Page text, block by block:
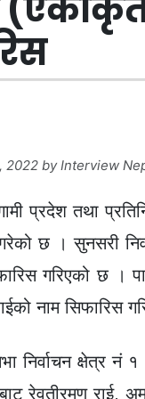
2022 byInterview
प्रदेश तथा
छ । सुनसरी
गरिएको छ ।
नाम सिफारिस
निर्वाचन क्षेत्र नं
राई,